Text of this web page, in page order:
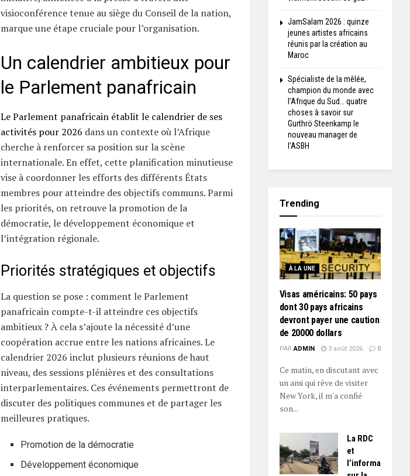
visioconférence tenue au siège du Conseil de la nation,
marque une étape cruciale pour l’organisation.
Un calendrier ambitieux pour
le Parlement panafricain
Le Parlement panafricain établit le calendrier de ses
activités pour 2026 dans un contexte où l’Afrique
cherche à renforcer sa position sur la scène
internationale. En effet, cette planification minutieuse
vise à coordonner les efforts des différents États
membres pour atteindre des objectifs communs. Parmi
les priorités, on retrouve la promotion de la
démocratie, le développement économique et
l’intégration régionale.
Priorités stratégiques et objectifs
La question se pose : comment le Parlement
panafricain compte-t-il atteindre ces objectifs
ambitieux ? À cela s’ajoute la nécessité d’une
coopération accrue entre les nations africaines. Le
calendrier 2026 inclut plusieurs réunions de haut
niveau, des sessions plénières et des consultations
interparlementaires. Ces événements permettront de
discuter des politiques communes et de partager les
meilleures pratiques.
Promotion de la démocratie
Développement économique
JamSalam 2026 : quinze
jeunes artistes africains
réunis par la création au
Maroc
Spécialiste de la mêlée,
champion du monde avec
l’Afrique du Sud… quatre
choses à savoir sur
Gurthrö Steenkamp le
nouveau manager de
l’ASBH
Trending
À LA UNE
Visas américains: 50 pays
dont 30 pays africains
devront payer une caution
de 20000 dollars
PAR ADMIN 3 août 2026 0
Ce matin, en discutant avec
un ami qui rêve de visiter
New York, il m'a confié
son...
La RDC
et
l’information